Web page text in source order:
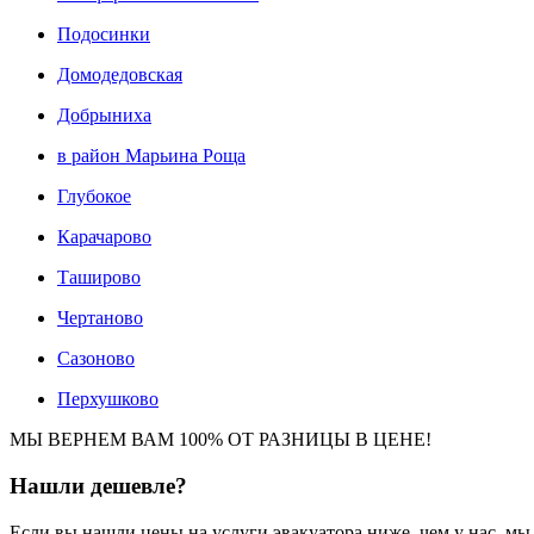
Подосинки
Домодедовская
Добрыниха
в район Марьина Роща
Глубокое
Карачарово
Таширово
Чертаново
Сазоново
Перхушково
МЫ ВЕРНЕМ ВАМ 100% ОТ РАЗНИЦЫ В ЦЕНЕ!
Нашли дешевле?